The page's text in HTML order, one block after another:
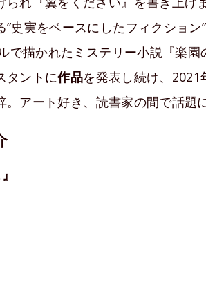
史実をベースにしたフィクション
で描かれたミステリー小説『楽
タントに作品を発表し続け、2021
。アート好き、読書家の間で話題